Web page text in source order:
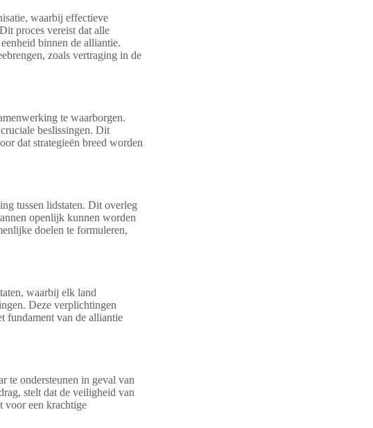
waarbij effectieve
proces vereist dat alle
binnen de alliantie.
zoals vertraging in de
te waarborgen.
beslissingen. Dit
dat strategieën breed worden
tussen lidstaten. Dit overleg
openlijk kunnen worden
doelen te formuleren,
waarbij elk land
Deze verplichtingen
fundament van de alliantie
te ondersteunen in geval van
stelt dat de veiligheid van
voor een krachtige